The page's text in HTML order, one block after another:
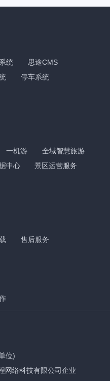
统
思途CMS
停车系统
一机游
全域智慧旅游
中心
景区运营服务
售后服务
位)
网络科技有限公司企业